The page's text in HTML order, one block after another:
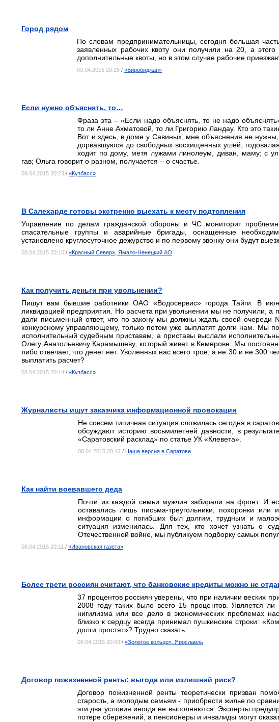
Город рядом
По словам предпринимательницы, сегодня большая
заявленных рабочих квоту они получили на 20, а
дополнительные квоты, но в этом случае рабочие
09.04.2015 20:25 / «Биробиджан»
Если нужно объяснять, то…
Фраза эта – «Если надо объяснять, то не надо
то ли Анне Ахматовой, то ли Григорию Ландау. Кто это
Вот и здесь, в доме у Савиных, мне объяснения не
дорвавшуюся до свободных восхищенных ушей;
ходит по дому, метя лужами линолеум, диван, маму; с
гав; Ольга говорит о разном, получается – о счастье.
09.04.2015 20:23 / «Кузбасс»
В Салехарде готовы экстренно выехать к месту подтопления
Управление по делам гражданской обороны и ЧС мониторит
спасательные группы и аварийные бригады, оснащенные
установлено круглосуточное дежурство и по первому звонку они будут
08.04.2015 20:15 / «Красный Север», Ямало-Ненецкий АО
Как получить деньги при увольнении?
Пишут вам бывшие работники ОАО «Водосервис» города Тайги. В
ликвидацией предприятия. Но расчета при увольнении мы не получили, а
дали письменный ответ, что по закону мы должны ждать своей
конкурсному управляющему, только потом уже выплатят долги нам. Мы
исполнительный судебным приставам, а приставы выслали
Олегу Анатольевичу Карамышеву, который живет в Кемерове. Мы
либо отвечает, что денег нет. Уволенных нас всего трое, а не 30 и не 300
выплатить расчет?
08.04.2015 20:14 / «Кузбасс»
Журналисты ищут заказчика информационной провокации
Не совсем типичная ситуация сложилась сегодня в
обсуждают историю восьмилетней давности, в
«Саратовский расклад» по статье УК «Клевета».
08.04.2015 20:12 / Наша версия в Саратове
Как найти воевавшего деда
Почти из каждой семьи мужчин забирали на фронт. И
оставались лишь письма-треугольники, похоронки
информации о погибших был долгим, трудным и
ситуация изменилась. Для тех, кто хочет узнать о
Отечественной войне, мы публикуем подборку самых
08.04.2015 20:11 / «Ивановская газета»
Более трети россиян считают, что банковские кредиты можно не
37 процентов россиян уверены, что при наличии веских
2008 году таких было всего 15 процентов. Является ли
нигилизма или все дело в экономических проблемах
близко к сердцу всегда принимал пушкинские строки:
долги простят»? Трудно сказать.
08.04.2015 20:09 / «Золотое кольцо», Ярославль
Договор пожизненной ренты: выгода или излишний риск?
Договор пожизненной ренты теоретически призван
старость, а молодым семьям - приобрести жилье по
эти два условия иногда не выполняются. Эксперты
потере сбережений, а пенсионеры и инвалиды могут